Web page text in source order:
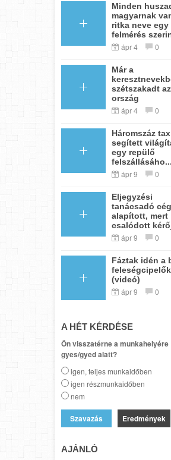
Minden
magyarnak
ritka neve egy
felmérés
ápr 4 0
Már a
szétszakadt az
ország
ápr 4 0
Háromszáz
segített
egy repülő
felszállásáho...
ápr 9 0
Eljegyzési
tanácsadó
alapított, mert
csalódott
ápr 9 0
Fáztak idén a
feleségcipelők
(videó)
ápr 9 0
A HÉT KÉRDÉSE
Ön visszatérne a munkahelyére
gyes/gyed alatt?
igen, teljes munkaidőben
igen részmunkaidőben
nem
Eredmények
AJÁNLÓ